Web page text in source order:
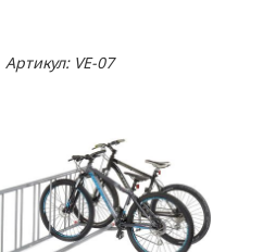
Артикул: VE-07